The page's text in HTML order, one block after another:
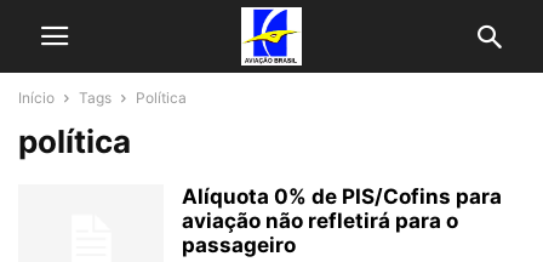
Início Tags Política
política
Alíquota 0% de PIS/Cofins para
aviação não refletirá para o
passageiro